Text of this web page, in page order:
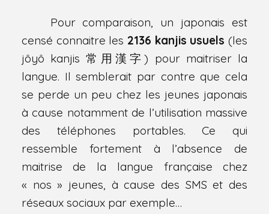
Pour comparaison, un japonais est
censé connaitre les 2136 kanjis usuels (les
jôyô kanjis常用漢字) pour maitriser la
langue. Il semblerait par contre que cela
se perde un peu chez les jeunes japonais
à cause notamment de l’utilisation massive
des téléphones portables. Ce qui
ressemble fortement à l’absence de
maitrise de la langue française chez
« nos » jeunes, à cause des SMS et des
réseaux sociaux par exemple…